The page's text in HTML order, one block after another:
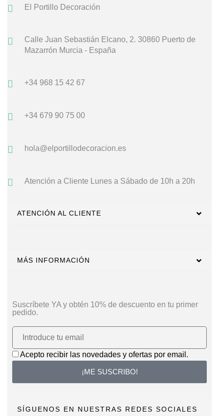
El Portillo Decoración
Calle Juan Sebastián Elcano, 2. 30860 Puerto de
Mazarrón Murcia - España
+34 968 15 42 67
+34 679 90 75 00
hola@elportillodecoracion.es
Atención a Cliente Lunes a Sábado de 10h a 20h
ATENCIÓN AL CLIENTE
MÁS INFORMACIÓN
Suscríbete YA y obtén 10% de descuento en tu primer
pedido.
Acepto recibir las novedades y ofertas por email.
¡ME SUSCRIBO!
SÍGUENOS EN NUESTRAS REDES SOCIALES